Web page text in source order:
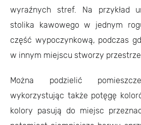
wyraźnych stref. Na przykład
stolika kawowego w jednym
część wypoczynkową, podczas
w innym miejscu stworzy
Można podzielić
wykorzystując także potęgę
kolory pasują do miejsc